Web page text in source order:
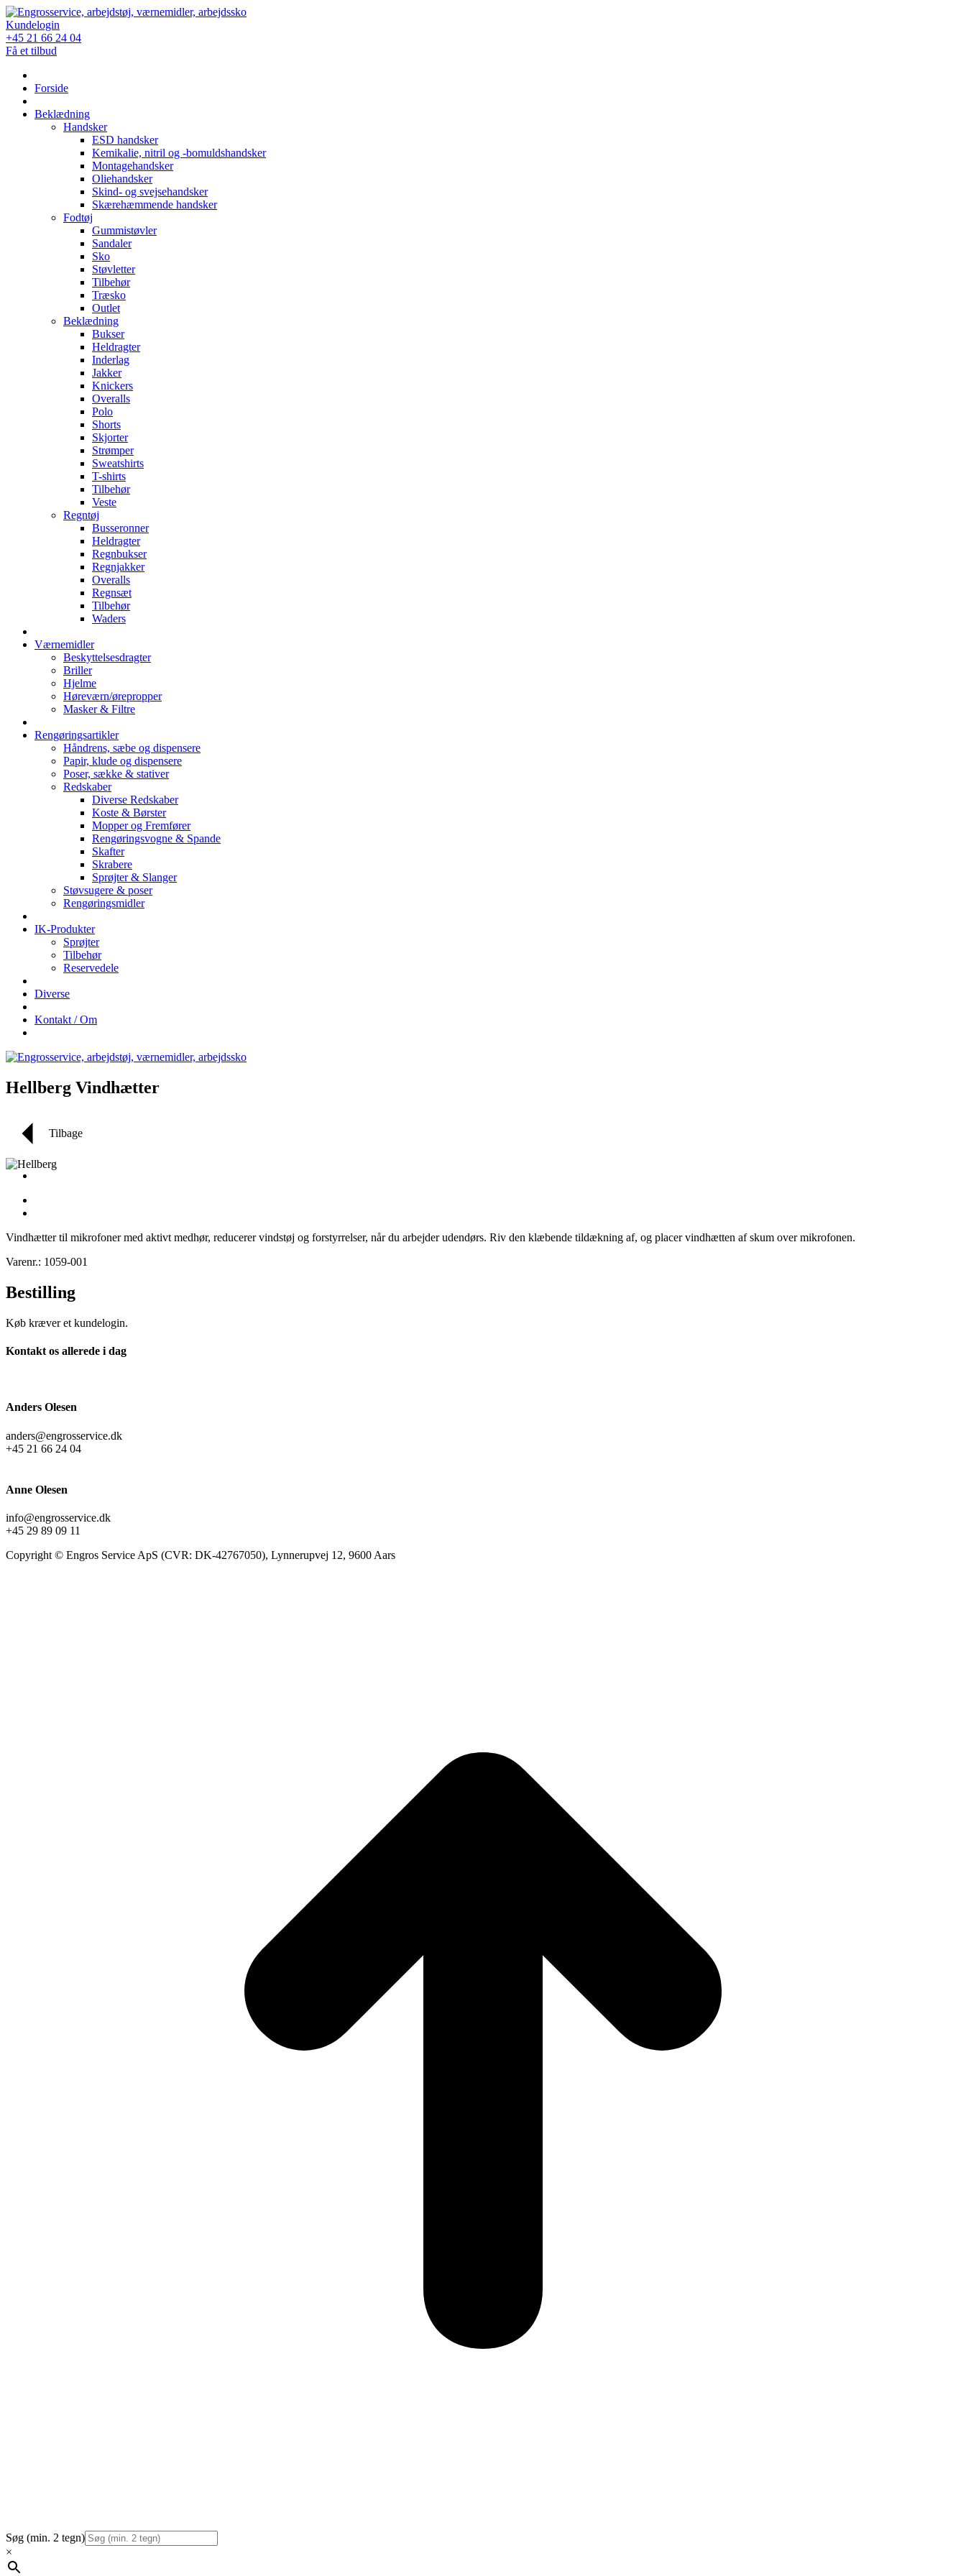
Skip
to
content
Kundelogin
+45 21 66 24 04
Få et tilbud
Forside
Beklædning
Handsker
ESD handsker
Kemikalie, nitril og -bomuldshandsker
Montagehandsker
Oliehandsker
Skind- og svejsehandsker
Skærehæmmende handsker
Fodtøj
Gummistøvler
Sandaler
Sko
Støvletter
Tilbehør
Træsko
Outlet
Beklædning
Bukser
Heldragter
Inderlag
Jakker
Knickers
Overalls
Polo
Shorts
Skjorter
Strømper
Sweatshirts
T-shirts
Tilbehør
Veste
Regntøj
Busseronner
Heldragter
Regnbukser
Regnjakker
Overalls
Regnsæt
Tilbehør
Waders
Værnemidler
Beskyttelsesdragter
Briller
Hjelme
Høreværn/ørepropper
Masker & Filtre
Rengøringsartikler
Håndrens, sæbe og dispensere
Papir, klude og dispensere
Poser, sække & stativer
Redskaber
Diverse Redskaber
Koste & Børster
Mopper og Fremfører
Rengøringsvogne & Spande
Skafter
Skrabere
Sprøjter & Slanger
Støvsugere & poser
Rengøringsmidler
IK-Produkter
Sprøjter
Tilbehør
Reservedele
Diverse
Kontakt / Om
Hellberg Vindhætter
Tilbage
Vindhætter til mikrofoner med aktivt medhør, reducerer vindstøj og forstyrrelser, når du arbejder udendørs. Riv den klæbende tildækning af, og placer vindhætten af skum over mikrofonen.
Varenr.: 1059-001
Bestilling
Køb kræver et kundelogin.
Kontakt os allerede i dag
Anders Olesen
anders@engrosservice.dk
+45 21 66 24 04
Anne Olesen
info@engrosservice.dk
+45 29 89 09 11
Copyright © Engros Service ApS (CVR: DK-42767050), Lynnerupvej 12, 9600 Aars
Søg (min. 2 tegn)
×